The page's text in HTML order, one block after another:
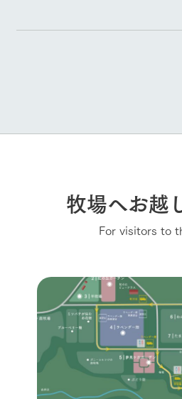
牧場へお越
For visitors to